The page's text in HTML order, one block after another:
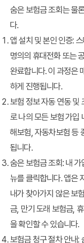
숨은 보험금 조회는 물
다.
앱 설치 및 본인 인증:
명의의 휴대전화 또는
완료합니다. 이 과정은
하게 진행됩니다.
보험 정보 자동 연동 및
로 나의 모든 보험 가입
해보험, 자동차보험 등
됩니다.
숨은 보험금 조회:내 가
뉴를 클릭합니다. 앱은
내가 찾아가지 않은 보
금, 만기 도래 보험금,
을 확인할 수 있습니다.
보험금 청구 절차 안내: